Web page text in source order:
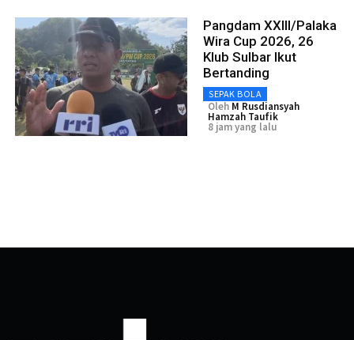
Pangdam XXIII/Palaka
Wira Cup 2026, 26
Klub Sulbar Ikut
Bertanding
SEPAK BOLA
Oleh M Rusdiansyah
Hamzah Taufik
8 jam yang lalu